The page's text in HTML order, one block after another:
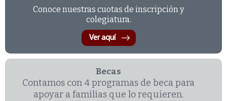
Conoce nuestras cuotas de inscripción y
colegiatura.
Ver aquí
Becas
Contamos con 4 programas de beca para
apoyar a familias que lo requieren.